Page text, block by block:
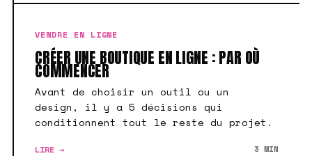
VENDRE EN LIGNE
CRÉER UNE BOUTIQUE EN LIGNE : PAR OÙ
COMMENCER
Avant de choisir un outil ou un
design, il y a 5 décisions qui
conditionnent tout le reste du projet.
LIRE → 3 MIN